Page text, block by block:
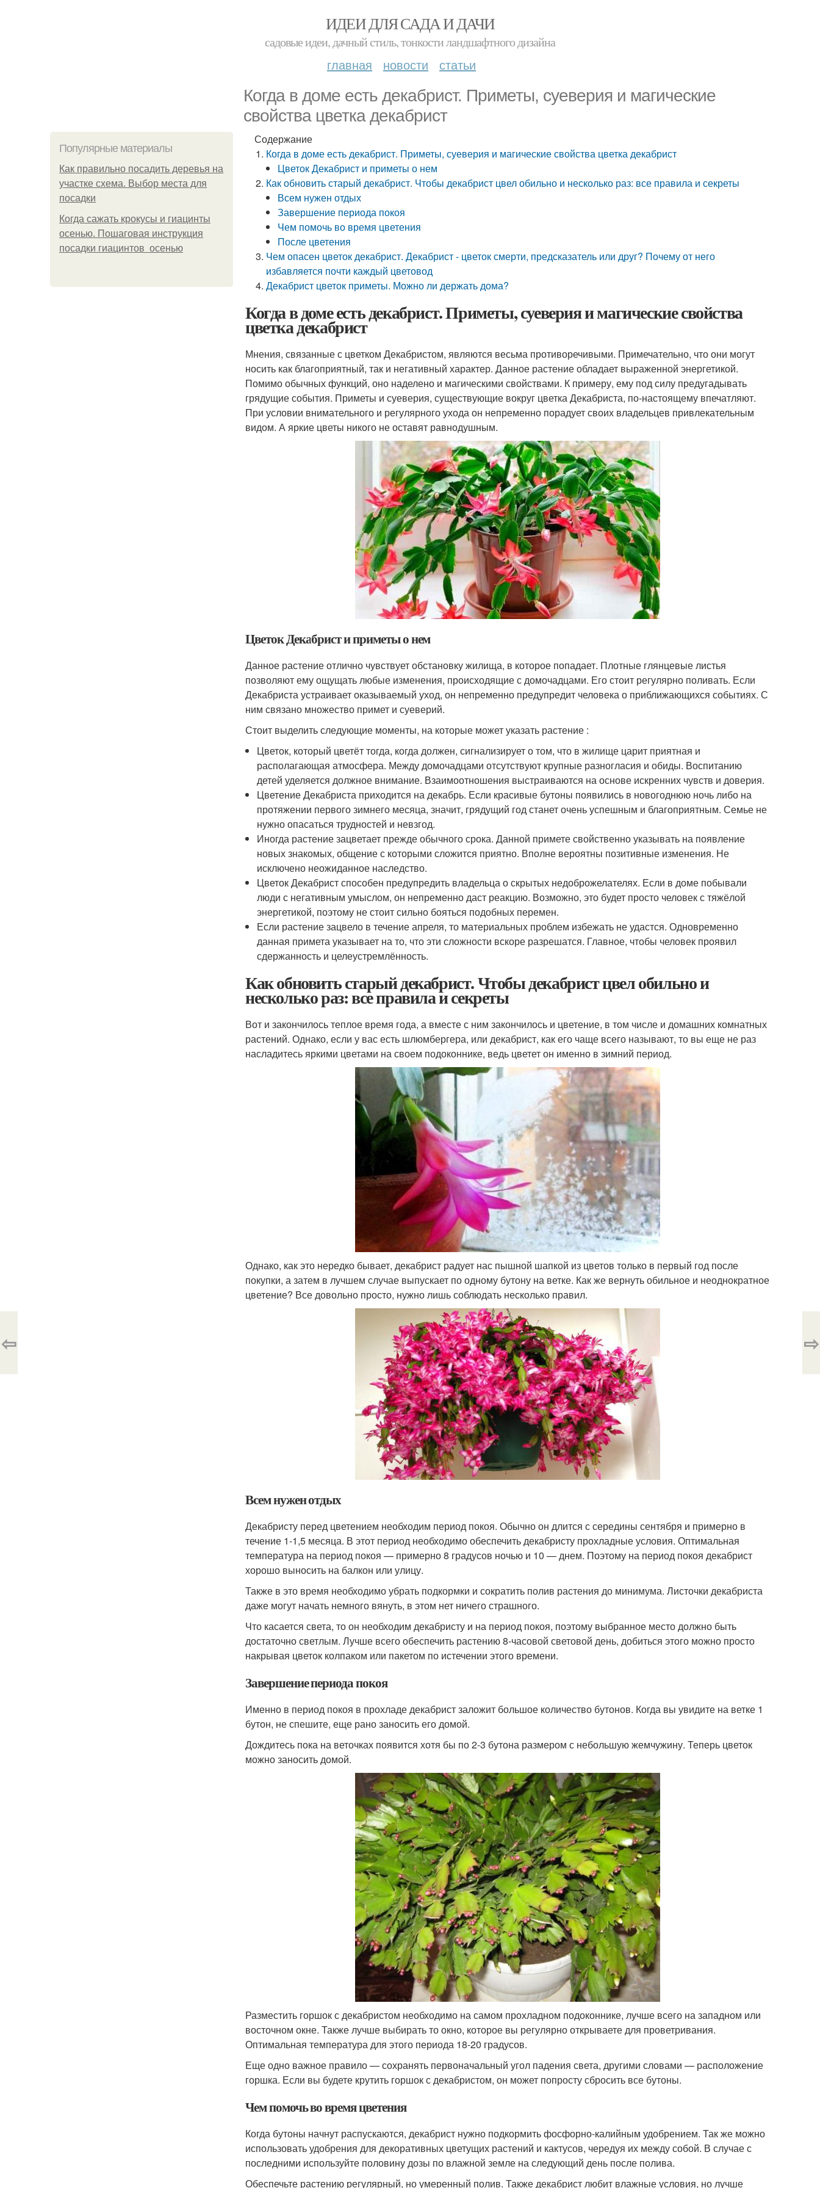
ИДЕИ ДЛЯ САДА И ДАЧИ
садовые идеи, дачный стиль, тонкости ландшафтного дизайна
главная новости статьи
Когда в доме есть декабрист. Приметы, суеверия и магические
свойства цветка декабрист
Популярные материалы
Как правильно посадить деревья на
участке схема. Выбор места для
посадки
Когда сажать крокусы и гиацинты
осенью. Пошаговая инструкция
посадки гиацинтов осенью
Содержание
Когда в доме есть декабрист. Приметы, суеверия и магические свойства цветка декабрист
Цветок Декабрист и приметы о нем
Как обновить старый декабрист. Чтобы декабрист цвел обильно и несколько раз: все правила и секреты
Всем нужен отдых
Завершение периода покоя
Чем помочь во время цветения
После цветения
Чем опасен цветок декабрист. Декабрист - цветок смерти, предсказатель или друг? Почему от него
избавляется почти каждый цветовод
Декабрист цветок приметы. Можно ли держать дома?
Когда в доме есть декабрист. Приметы, суеверия и магические свойства
цветка декабрист
Мнения, связанные с цветком Декабристом, являются весьма противоречивыми. Примечательно, что они могут
носить как благоприятный, так и негативный характер. Данное растение обладает выраженной энергетикой.
Помимо обычных функций, оно наделено и магическими свойствами. К примеру, ему под силу предугадывать
грядущие события. Приметы и суеверия, существующие вокруг цветка Декабриста, по-настоящему впечатляют.
При условии внимательного и регулярного ухода он непременно порадует своих владельцев привлекательным
видом. А яркие цветы никого не оставят равнодушным.
Цветок Декабрист и приметы о нем
Данное растение отлично чувствует обстановку жилища, в которое попадает. Плотные глянцевые листья
позволяют ему ощущать любые изменения, происходящие с домочадцами. Его стоит регулярно поливать. Если
Декабриста устраивает оказываемый уход, он непременно предупредит человека о приближающихся событиях. С
ним связано множество примет и суеверий.
Стоит выделить следующие моменты, на которые может указать растение :
Цветок, который цветёт тогда, когда должен, сигнализирует о том, что в жилище царит приятная и
располагающая атмосфера. Между домочадцами отсутствуют крупные разногласия и обиды. Воспитанию
детей уделяется должное внимание. Взаимоотношения выстраиваются на основе искренних чувств и доверия.
Цветение Декабриста приходится на декабрь. Если красивые бутоны появились в новогоднюю ночь либо на
протяжении первого зимнего месяца, значит, грядущий год станет очень успешным и благоприятным. Семье не
нужно опасаться трудностей и невзгод.
Иногда растение зацветает прежде обычного срока. Данной примете свойственно указывать на появление
новых знакомых, общение с которыми сложится приятно. Вполне вероятны позитивные изменения. Не
исключено неожиданное наследство.
Цветок Декабрист способен предупредить владельца о скрытых недоброжелателях. Если в доме побывали
люди с негативным умыслом, он непременно даст реакцию. Возможно, это будет просто человек с тяжёлой
энергетикой, поэтому не стоит сильно бояться подобных перемен.
Если растение зацвело в течение апреля, то материальных проблем избежать не удастся. Одновременно
данная примета указывает на то, что эти сложности вскоре разрешатся. Главное, чтобы человек проявил
сдержанность и целеустремлённость.
Как обновить старый декабрист. Чтобы декабрист цвел обильно и
несколько раз: все правила и секреты
Вот и закончилось теплое время года, а вместе с ним закончилось и цветение, в том числе и домашних комнатных
растений. Однако, если у вас есть шлюмбергера, или декабрист, как его чаще всего называют, то вы еще не раз
насладитесь яркими цветами на своем подоконнике, ведь цветет он именно в зимний период.
Однако, как это нередко бывает, декабрист радует нас пышной шапкой из цветов только в первый год после
покупки, а затем в лучшем случае выпускает по одному бутону на ветке. Как же вернуть обильное и неоднократное
цветение? Все довольно просто, нужно лишь соблюдать несколько правил.
Всем нужен отдых
Декабристу перед цветением необходим период покоя. Обычно он длится с середины сентября и примерно в
течение 1-1,5 месяца. В этот период необходимо обеспечить декабристу прохладные условия. Оптимальная
температура на период покоя — примерно 8 градусов ночью и 10 — днем. Поэтому на период покоя декабрист
хорошо выносить на балкон или улицу.
Также в это время необходимо убрать подкормки и сократить полив растения до минимума. Листочки декабриста
даже могут начать немного вянуть, в этом нет ничего страшного.
Что касается света, то он необходим декабристу и на период покоя, поэтому выбранное место должно быть
достаточно светлым. Лучше всего обеспечить растению 8-часовой световой день, добиться этого можно просто
накрывая цветок колпаком или пакетом по истечении этого времени.
Завершение периода покоя
Именно в период покоя в прохладе декабрист заложит большое количество бутонов. Когда вы увидите на ветке 1
бутон, не спешите, еще рано заносить его домой.
Дождитесь пока на веточках появится хотя бы по 2-3 бутона размером с небольшую жемчужину. Теперь цветок
можно заносить домой.
Разместить горшок с декабристом необходимо на самом прохладном подоконнике, лучше всего на западном или
восточном окне. Также лучше выбирать то окно, которое вы регулярно открываете для проветривания.
Оптимальная температура для этого периода 18-20 градусов.
Еще одно важное правило — сохранять первоначальный угол падения света, другими словами — расположение
горшка. Если вы будете крутить горшок с декабристом, он может попросту сбросить все бутоны.
Чем помочь во время цветения
Когда бутоны начнут распускаются, декабрист нужно подкормить фосфорно-калийным удобрением. Так же можно
использовать удобрения для декоративных цветущих растений и кактусов, чередуя их между собой. В случае с
последними используйте половину дозы по влажной земле на следующий день после полива.
Обеспечьте растению регулярный, но умеренный полив. Также декабрист любит влажные условия, но лучше
⇦ ⇨